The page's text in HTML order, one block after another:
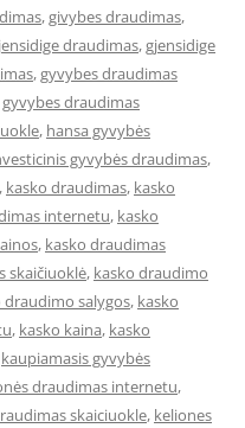
,givybes draudimas,
draudimas,gjensidige
,gyvybes draudimas
gyvybes draudimas
, hansa gyvybės
gyvybės draudimas,
, kasko draudimas, kasko
internetu, kasko
, kasko draudimas
skaičiuoklė, kasko draudimo
draudimo salygos, kasko
, kasko kaina, kasko
kaupiamasis gyvybės
draudimas internetu,
skaiciuokle, keliones